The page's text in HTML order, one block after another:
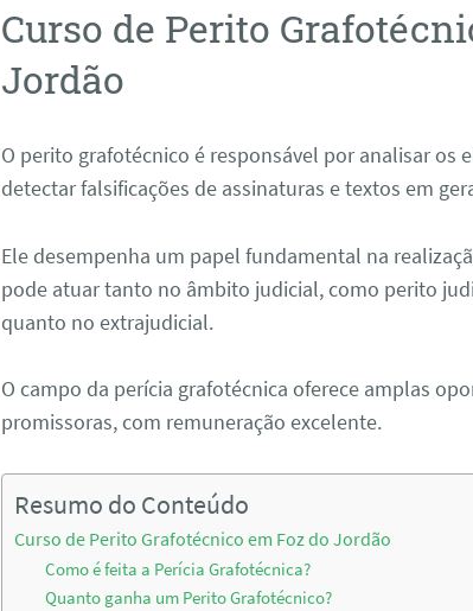
Curso de Perito
Jordão
O perito grafotécnico é responsável por analisar os
detectar falsificações de assinaturas e textos em
Ele desempenha um papel fundamental na
pode atuar tanto no âmbito judicial, como perito
quanto no extrajudicial.
O campo da perícia grafotécnica oferece amplas
promissoras, com remuneração excelente.
Resumo do Conteúdo
Curso de Perito Grafotécnico em Foz do Jordão
Como é feita a Perícia Grafotécnica?
Quanto ganha um Perito Grafotécnico?